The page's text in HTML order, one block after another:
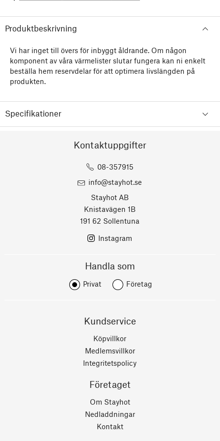
Produktbeskrivning
Vi har inget till övers för inbyggt åldrande. Om någon
komponent av våra värmelister slutar fungera kan ni enkelt
beställa hem reservdelar för att optimera livslängden på
produkten.
Specifikationer
Kontaktuppgifter
Stayhot AB
Knistavägen 1B
191 62 Sollentuna
08-357915
info@stayhot.se
Instagram
Handla som
Privat Företag
Kundservice
Köpvillkor
Medlemsvillkor
Integritetspolicy
Företaget
Om Stayhot
Nedladdningar
Kontakt